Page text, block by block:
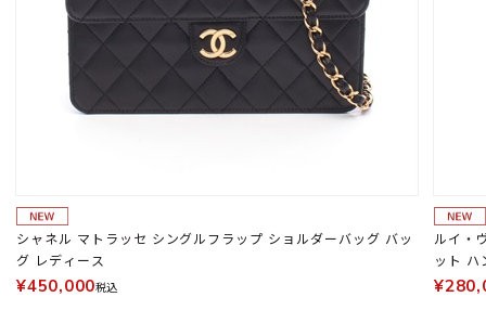
シャネル マトラッセ シングルフラップ ショルダーバッグ バッ
グ レディース
¥450,000税込
ルイ・
ット